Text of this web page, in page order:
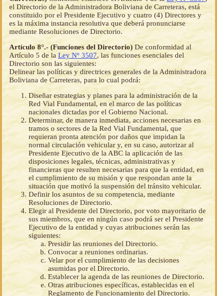
el Directorio de la Administradora Boliviana de Carreteras, está
constituido por el Presidente Ejecutivo y cuatro (4) Directores y
es la máxima instancia resolutiva que deberá pronunciarse
mediante Resoluciones de Directorio.
Artículo 8°.- (Funciones del Directorio) De conformidad al
Artículo 5 de la Ley Nº 3507, las funciones esenciales del
Directorio son las siguientes:
Delinear las políticas y directrices generales de la Administradora
Boliviana de Carreteras, para lo cual podrá:
Diseñar estrategias y planes para la administración de la
Red Vial Fundamental, en el marco de las políticas
nacionales dictadas por el Gobierno Nacional.
Determinar, de manera inmediata, acciones necesarias en
tramos o sectores de la Red Vial Fundamental, que
requieran pronta atención por daños que impidan la
normal circulación vehicular y, en su caso, autorizar al
Presidente Ejecutivo de la ABC la aplicación de las
disposiciones legales, técnicas, administrativas y
financieras que resulten necesarias para que la entidad, en
el cumplimiento de su misión y que respondan ante la
situación que motivó la suspensión del tránsito vehicular.
Definir los asuntos de su competencia, mediante
Resoluciones de Directorio.
Elegir al Presidente del Directorio, por voto mayoritario de
sus miembros, que en ningún caso podrá ser el Presidente
Ejecutivo de la entidad y cuyas atribuciones serán las
siguientes:
Presidir las reuniones del Directorio.
Convocar a reuniones ordinarias.
Velar por el cumplimiento de las decisiones
asumidas por el Directorio.
Establecer la agenda de las reuniones de Directorio.
Otras atribuciones específicas, establecidas en el
Reglamento de Funcionamiento del Directorio.